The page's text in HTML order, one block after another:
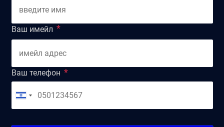
Ваш имейл
Ваш телефон